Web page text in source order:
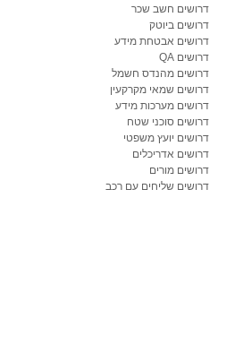
דרושים חשב שכר
דרושים ביוטק
דרושים אבטחת מידע
דרושים QA
דרושים מהנדס חשמל
דרושים שמאי מקרקעין
דרושים מערכות מידע
דרושים סוכני שטח
דרושים יועץ משפטי
דרושים אדריכלים
דרושים מורים
דרושים שליחים עם רכב